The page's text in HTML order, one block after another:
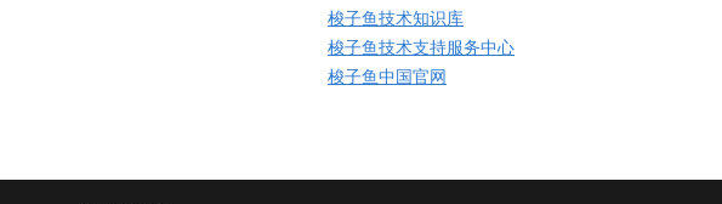
梭子鱼技术知识库
梭子鱼技术支持服务中心
梭子鱼中国官网